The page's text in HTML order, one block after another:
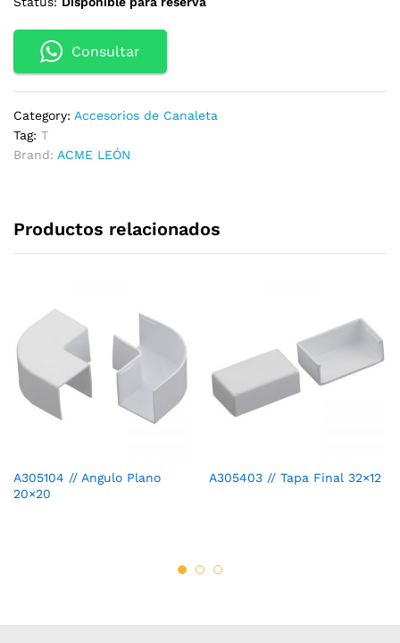
Consultar
Category: Accesorios de Canaleta
Tag: T
Brand: ACME LEÓN
Productos relacionados
A305104 // Angulo Plano
20×20
A305403 // Tapa Final 32×12